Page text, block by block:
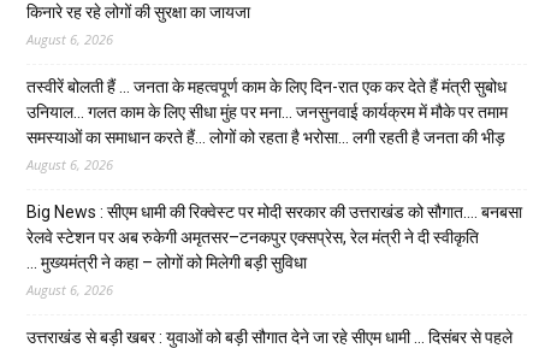
किनारे रह रहे लोगों की सुरक्षा का जायजा
August 6, 2026
तस्वीरें बोलती हैं … जनता के महत्वपूर्ण काम के लिए दिन-रात एक कर देते हैं मंत्री सुबोध
उनियाल… गलत काम के लिए सीधा मुंह पर मना… जनसुनवाई कार्यक्रम में मौके पर तमाम
समस्याओं का समाधान करते हैं… लोगों को रहता है भरोसा… लगी रहती है जनता की भीड़
August 6, 2026
Big News : सीएम धामी की रिक्वेस्ट पर मोदी सरकार की उत्तराखंड को सौगात…. बनबसा
रेलवे स्टेशन पर अब रुकेगी अमृतसर–टनकपुर एक्सप्रेस, रेल मंत्री ने दी स्वीकृति
… मुख्यमंत्री ने कहा – लोगों को मिलेगी बड़ी सुविधा
August 6, 2026
उत्तराखंड से बड़ी खबर : युवाओं को बड़ी सौगात देने जा रहे सीएम धामी … दिसंबर से पहले